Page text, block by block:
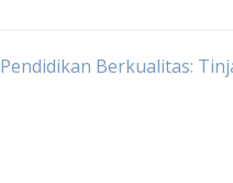
Pendidikan Berkualitas: